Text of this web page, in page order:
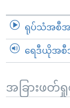
ရုပ်သံအစီအစ
ရေဒီယိုအစီအ
အခြားဖတ်ရှု